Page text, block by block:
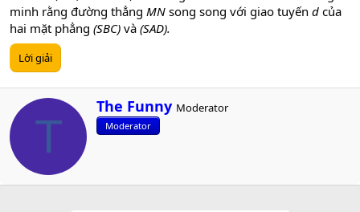
minh rằng đường thẳng MN song song với giao tuyến d của
hai mặt phẳng (SBC) và (SAD).
Lời giải
T
W
r
i
n
The Funny Moderator
Moderator